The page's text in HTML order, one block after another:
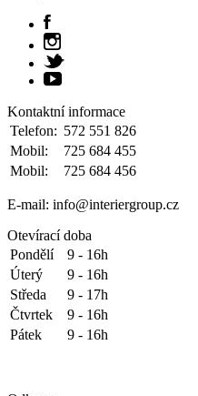
Kontaktní informace
Telefon: 572 551 826
Mobil:
725 684 455
Mobil:
725 684 456
E-mail: info@interiergroup.cz
Otevírací doba
Pondělí
9 - 16h
Úterý
9 - 16h
Středa
9 - 17h
Čtvrtek
9 - 16h
Pátek
9 - 16h